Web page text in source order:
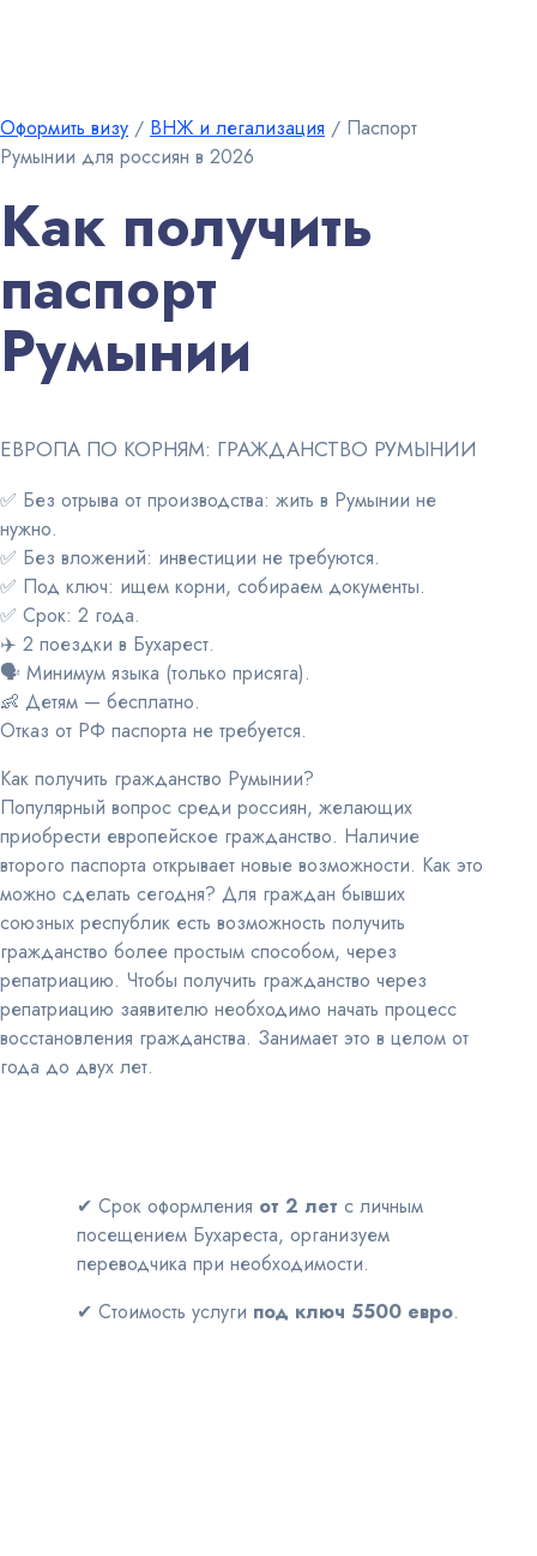
Оформить визу ∕ ВНЖ и легализация ∕ Паспорт
Румынии для россиян в 2026
Как получить
паспорт
Румынии
ЕВРОПА ПО КОРНЯМ: ГРАЖДАНСТВО РУМЫНИИ
✅ Без отрыва от производства: жить в Румынии не
нужно.
✅ Без вложений: инвестиции не требуются.
✅ Под ключ: ищем корни, собираем документы.
✅ Срок: 2 года.
✈️ 2 поездки в Бухарест.
🗣 Минимум языка (только присяга).
👶 Детям — бесплатно.
Отказ от РФ паспорта не требуется.
Как получить гражданство Румынии?
Популярный вопрос среди россиян, желающих
приобрести европейское гражданство. Наличие
второго паспорта открывает новые возможности. Как это
можно сделать сегодня? Для граждан бывших
союзных республик есть возможность получить
гражданство более простым способом, через
репатриацию. Чтобы получить гражданство через
репатриацию заявителю необходимо начать процесс
восстановления гражданства. Занимает это в целом от
года до двух лет.
✔ Срок оформления от 2 лет с личным
посещением Бухареста, организуем
переводчика при необходимости.
✔ Стоимость услуги под ключ 5500 евро.